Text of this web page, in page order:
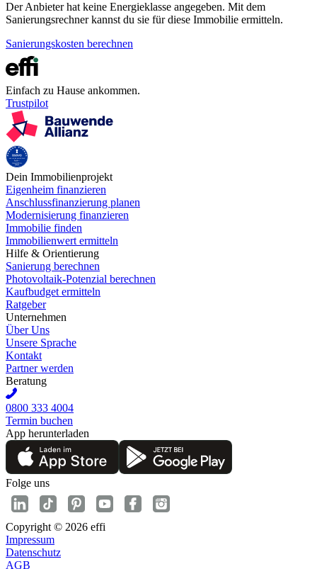
Der Anbieter hat keine Energieklasse angegeben. Mit dem
Sanierungsrechner kannst du sie für diese Immobilie ermitteln.
Sanierungskosten berechnen
Einfach zu Hause ankommen.
Trustpilot
Dein Immobilienprojekt
Eigenheim finanzieren
Anschlussfinanzierung planen
Modernisierung finanzieren
Immobilie finden
Immobilienwert ermitteln
Hilfe & Orientierung
Sanierung berechnen
Photovoltaik-Potenzial berechnen
Kaufbudget ermitteln
Ratgeber
Unternehmen
Über Uns
Unsere Sprache
Kontakt
Partner werden
Beratung
0800 333 4004
Termin buchen
App herunterladen
Folge uns
Copyright © 2026 effi
Impressum
Datenschutz
AGB